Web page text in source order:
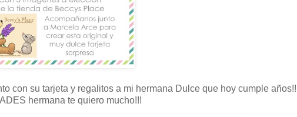
con su tarjeta y regalitos a mi hermana Dulce que hoy cumple
hermana te quiero mucho!!!